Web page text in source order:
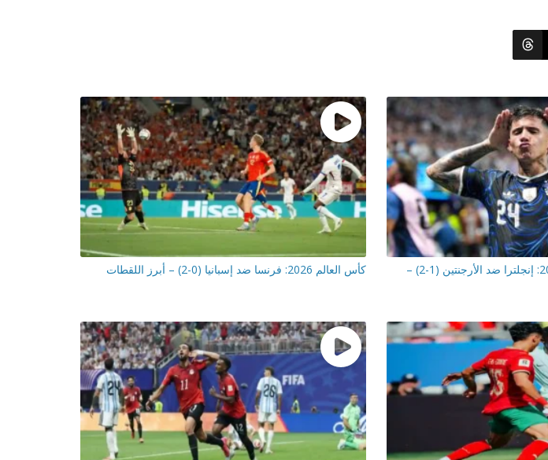
نصف نهائي كأس العالم 2026: إنجلترا ضد الأرجنتين (1-2) –
كأس العالم 2026: فرنسا ضد إسبانيا (0-2) – أبرز اللقطات